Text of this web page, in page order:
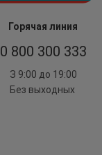
Горячая линия
0 800 300 333
З 9:00 до 19:00
Без выходных